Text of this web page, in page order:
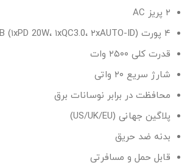
۲ پریز AC
۴ پورت USB (۱xPD 20W، ۱xQC3.0، ۲xAUTO-ID)
قدرت کلی ۲۵۰۰ وات
شارژ سریع ۲۰ واتی
محافظت در برابر نوسانات برق
پلاگین جهانی (US/UK/EU)
بدنه ضد حریق
قابل حمل و مسافرتی